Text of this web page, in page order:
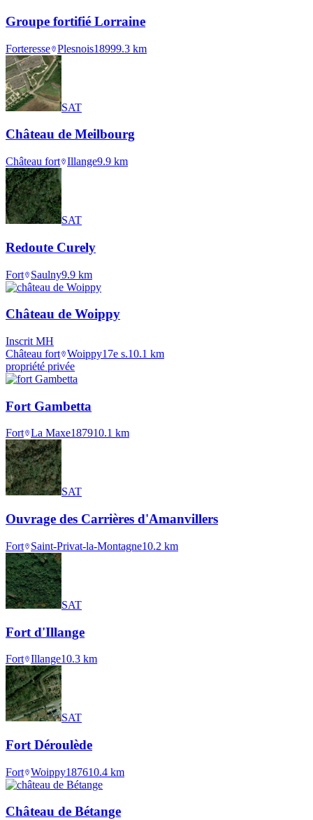
Groupe fortifié Lorraine
Forteresse Plesnois18999.3 km
SAT
Château de Meilbourg
Château fort Illange9.9 km
SAT
Redoute Curely
Fort Saulny9.9 km
Château de Woippy
Inscrit MH
Château fort Woippy17e s.10.1 km
propriété privée
Fort Gambetta
Fort La Maxe187910.1 km
SAT
Ouvrage des Carrières d'Amanvillers
Fort Saint-Privat-la-Montagne10.2 km
SAT
Fort d'Illange
Fort Illange10.3 km
SAT
Fort Déroulède
Fort Woippy187610.4 km
Château de Bétange